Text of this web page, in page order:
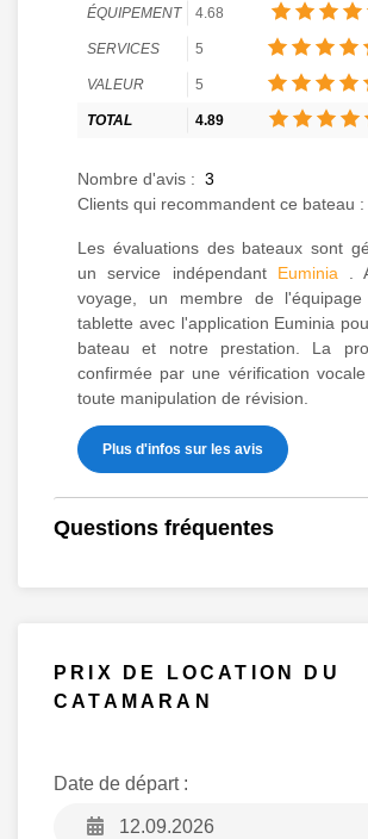
ÉQUIPEMENT 4.68
SERVICES 5
VALEUR 5
TOTAL 4.89
Nombre d'avis : 3
Clients qui recommandent ce bateau :
Les évaluations des bateaux sont
un service indépendant Euminia
.
voyage, un membre de
tablette avec l'application Euminia
bateau et notre prestation. La
confirmée par une vérification
toute manipulation de révision.
Plus d'infos sur les avis
Questions fréquentes
PRIX DE LOCATION DU
CATAMARAN
Date de départ :